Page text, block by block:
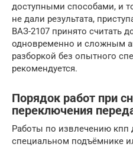
доступными способами, и
не дали результата,
ВАЗ-2107 принято считать
одновременно и сложным
разборкой без опытного
рекомендуется.
Порядок работ при
переключения
Работы по извлечению кпп
специальном подъёмнике